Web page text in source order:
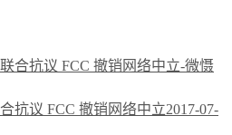
抗议 FCC 撤销网络中立2017-07-